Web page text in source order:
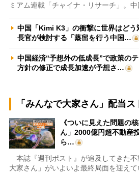
ミアム連載「チャイナ・リサーチ」。中
中国「Kimi K3」の衝撃に世界はど
長官が検討する「蒸留を行う中国…
中国経済“予想外の低成長”で政策の
方針の修正で成長加速が予想さ…
「みんなで大家さん」配当
《ついに見えた問題の
ん」2000億円超不動産
ら…
本誌『週刊ポスト』が追及してきた
大家さん」がいよいよ最終局面を迎えて